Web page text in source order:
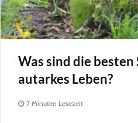
Was sind die
autarkes Leben?
7 Minuten Lesezeit